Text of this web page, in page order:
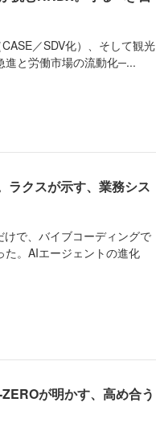
／SDV化）、そして観光
進と労働市場の流動化─...
ラクスが示す、業務シス
で、バイブコーディングで
。AIエージェントの進化
が明かす、高め合う